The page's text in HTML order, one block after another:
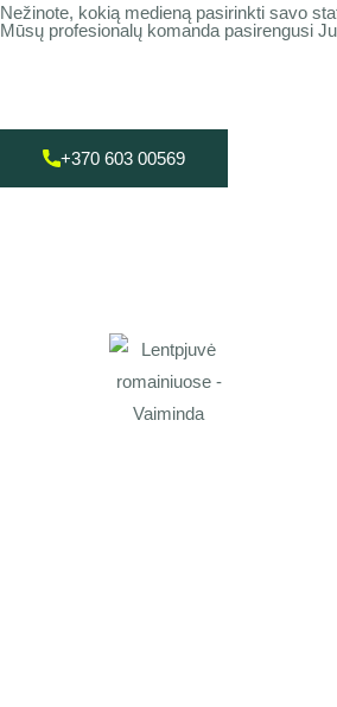
Nežinote, kokią medieną pasirinkti savo
Mūsų profesionalų komanda pasirengusi
+370 603 00569